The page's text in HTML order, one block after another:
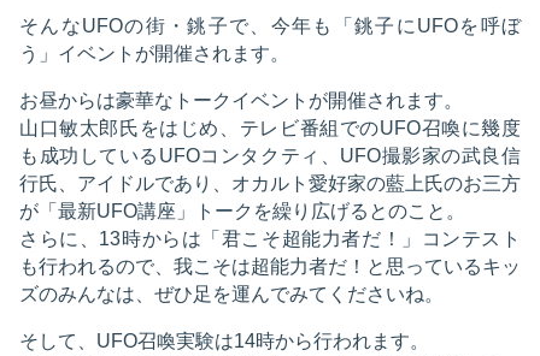
そんなUFOの街・銚子で、今年も「銚子にUFOを呼ぼ
う」イベントが開催されます。
お昼からは豪華なトークイベントが開催されます。
山口敏太郎氏をはじめ、テレビ番組でのUFO召喚に幾度
も成功しているUFOコンタクティ、UFO撮影家の武良信
行氏、アイドルであり、オカルト愛好家の藍上氏のお三方
が「最新UFO講座」トークを繰り広げるとのこと。
さらに、13時からは「君こそ超能力者だ！」コンテスト
も行われるので、我こそは超能力者だ！と思っているキッ
ズのみんなは、ぜひ足を運んでみてくださいね。
そして、UFO召喚実験は14時から行われます。